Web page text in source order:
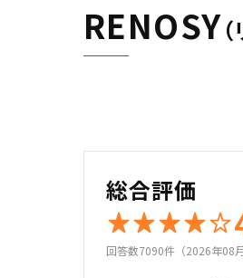
RENOSY
総合評価
回答数7090件（2026年08月